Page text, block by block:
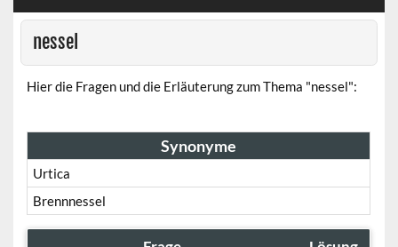
nessel
Hier die Fragen und die Erläuterung zum Thema "nessel":
Synonyme
Urtica
Brennnessel